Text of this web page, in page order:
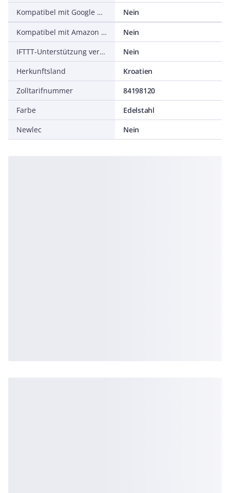
Kompatibel mit Google Assistant
Nein
Kompatibel mit Amazon Alexa
Nein
IFTTT-Unterstützung verfügbar
Nein
Herkunftsland
Kroatien
Zolltarifnummer
84198120
Farbe
Edelstahl
Newlec
Nein